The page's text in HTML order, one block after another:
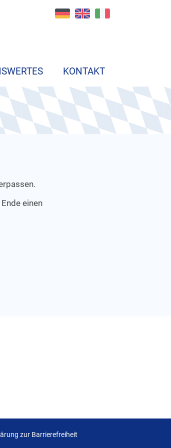
KONTAKT
einen
zur Barrierefreiheit